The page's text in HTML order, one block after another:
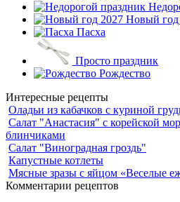
Новый год
Пасха
Просто праздник
Рождество
Интересные рецепты
Оладьи из кабачков с куриной
Салат "Анастасия" с корейской
блинчиками
Салат "Виноградная гроздь"
Капустные котлеты
Мясные зразы с яйцом «Веселые
Комментарии рецептов